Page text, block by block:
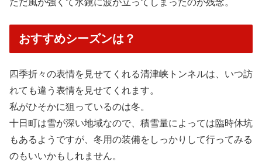
ただ風が強くて水鏡に波が立ってしまったのが残念。
おすすめシーズンは？
四季折々の表情を見せてくれる清津峡トンネルは、いつ訪
れても違う表情を見せてくれます。
私がひそかに狙っているのは冬。
十日町は雪が深い地域なので、積雪量によっては臨時休坑
もあるようですが、冬用の装備をしっかりして行ってみる
のもいいかもしれません。